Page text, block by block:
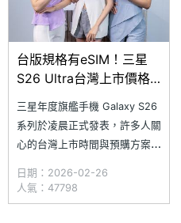
台版規格有eSIM！三星
S26 Ultra台灣上市價格
三星年度旗艦手機 Galaxy S26
系列於凌晨正式發表，許多人關
心的台灣上市時間與預購方案預
布，將於 3 月 4 日在台灣舉辦
Galaxy S26 系列上市記者會，
日期：2026-02-26
人氣：47798